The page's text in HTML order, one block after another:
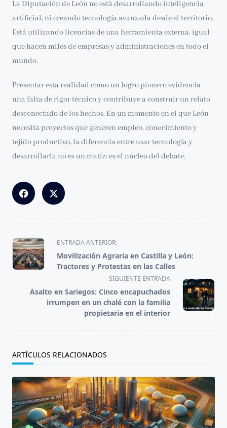
La Diputación de León no está desarrollando inteligencia
artificial, ni creando tecnología avanzada desde el territorio.
Está utilizando licencias de una herramienta externa, igual
que hacen miles de empresas y administraciones en todo el
mundo.
Presentar esta realidad como un logro pionero evidencia
una falta de rigor técnico y contribuye a construir un relato
desconectado de los hechos. En un momento en el que León
necesita proyectos que generen empleo, conocimiento y
tejido productivo, la diferencia entre usar tecnología y
desarrollarla no es un matiz: es el núcleo del debate.
<span
class="nav-
subtitle
reader-
text">Página</span>
ENTRADA ANTERIOR:
Movilización Agraria en Castilla y León:
Tractores y Protestas en las Calles
SIGUIENTE ENTRADA
Asalto en Sariegos: Cinco encapuchados
irrumpen en un chalé con la familia
propietaria en el interior
ARTÍCULOS RELACIONADOS